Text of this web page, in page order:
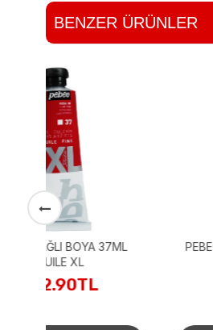
BENZER ÜRÜNLER
PEBEO YAĞLI BOYA XL 37 ML
219.90TL